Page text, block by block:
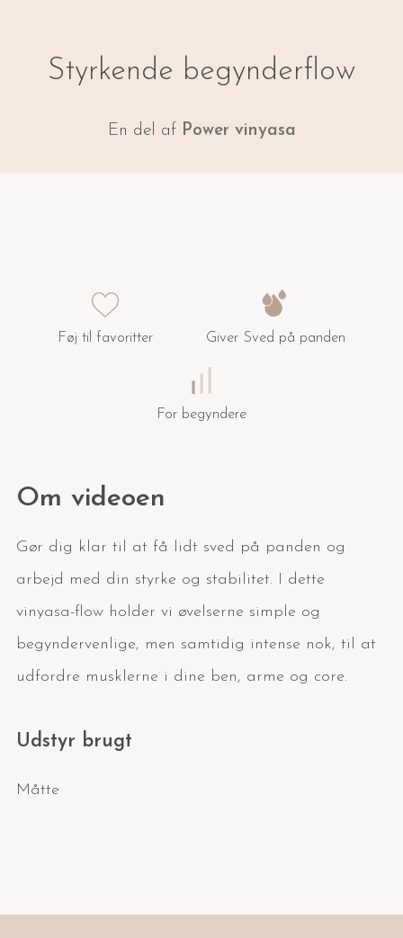
Styrkende begynderflow
En del af Power vinyasa
Føj til favoritter Giver Sved på panden
For begyndere
Om videoen
Gør dig klar til at få lidt sved på panden og
arbejd med din styrke og stabilitet. I dette
vinyasa-flow holder vi øvelserne simple og
begyndervenlige, men samtidig intense nok, til at
udfordre musklerne i dine ben, arme og core.
Udstyr brugt
Måtte